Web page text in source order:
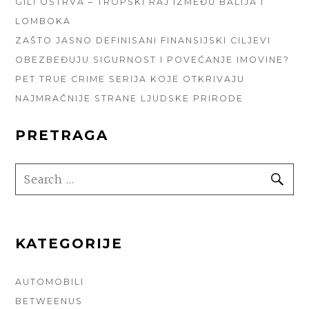
LOMBOKA
ZAŠTO JASNO DEFINISANI FINANSIJSKI CILJEVI
OBEZBEĐUJU SIGURNOST I POVEĆANJE IMOVINE?
PET TRUE CRIME SERIJA KOJE OTKRIVAJU
NAJMRAČNIJE STRANE LJUDSKE PRIRODE
PRETRAGA
SEARCH
FOR:
KATEGORIJE
AUTOMOBILI
BETWEENUS